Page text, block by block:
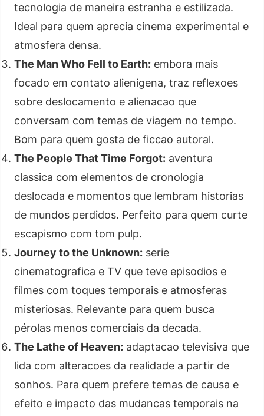
tecnologia de maneira estranha e estilizada.
Ideal para quem aprecia cinema experimental e
atmosfera densa.
The Man Who Fell to Earth: embora mais
focado em contato alienigena, traz reflexoes
sobre deslocamento e alienacao que
conversam com temas de viagem no tempo.
Bom para quem gosta de ficcao autoral.
The People That Time Forgot: aventura
classica com elementos de cronologia
deslocada e momentos que lembram historias
de mundos perdidos. Perfeito para quem curte
escapismo com tom pulp.
Journey to the Unknown: serie
cinematografica e TV que teve episodios e
filmes com toques temporais e atmosferas
misteriosas. Relevante para quem busca
pérolas menos comerciais da decada.
The Lathe of Heaven: adaptacao televisiva que
lida com alteracoes da realidade a partir de
sonhos. Para quem prefere temas de causa e
efeito e impacto das mudancas temporais na